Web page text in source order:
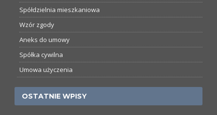
Spółdzielnia mieszkaniowa
Wzór zgody
Aneks do umowy
Spółka cywilna
Umowa użyczenia
OSTATNIE WPISY